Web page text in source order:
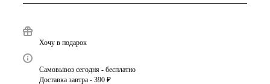
Хочу в подарок
Самовывоз сегодня - бесплатно
Доставка завтра - 390 ₽